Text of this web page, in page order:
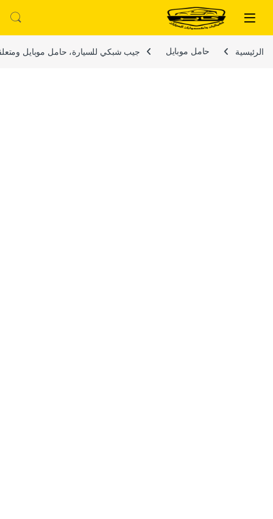
تخطي إلى المحتوى
الرئيسية حامل موبايل جيب شبكي للسيارة، حامل موبايل ومتعلقات